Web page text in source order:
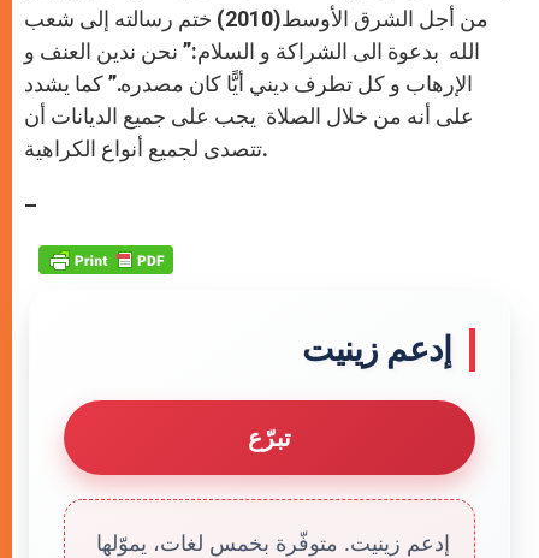
من أجل الشرق الأوسط(2010) ختم رسالته إلى شعب
الله بدعوة الى الشراكة و السلام:” نحن ندين العنف و
الإرهاب و كل تطرف ديني أيًّا كان مصدره.” كما يشدد
على أنه من خلال الصلاة يجب على جميع الديانات أن
تتصدى لجميع أنواع الكراهية.
–
إدعم زينيت
تبرّع
إدعم زينيت. متوفّرة بخمس لغات، يموّلها